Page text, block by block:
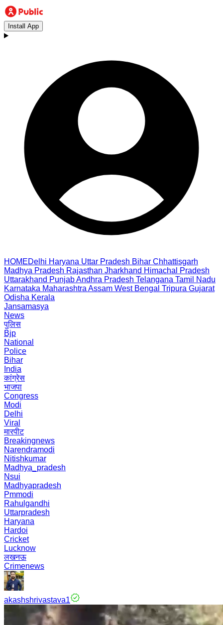
Install App
HOMEDelhi Haryana Uttar Pradesh Bihar Chhattisgarh
Madhya Pradesh Rajasthan Jharkhand Himachal Pradesh
Uttarakhand PunjabAndhra Pradesh Telangana Tamil Nadu
Karnataka Maharashtra Assam West Bengal Tripura Gujarat
Odisha Kerala
Jansamasya
News
पुलिस
Bjp
National
Police
Bihar
India
कांग्रेस
भाजपा
Congress
Modi
Delhi
Viral
मारपीट
Breakingnews
Narendramodi
Nitishkumar
Madhya_pradesh
Nsui
Madhyapradesh
Pmmodi
Rahulgandhi
Uttarpradesh
Haryana
Hardoi
Cricket
Lucknow
लखनऊ
Crimenews
akashshrivastava1